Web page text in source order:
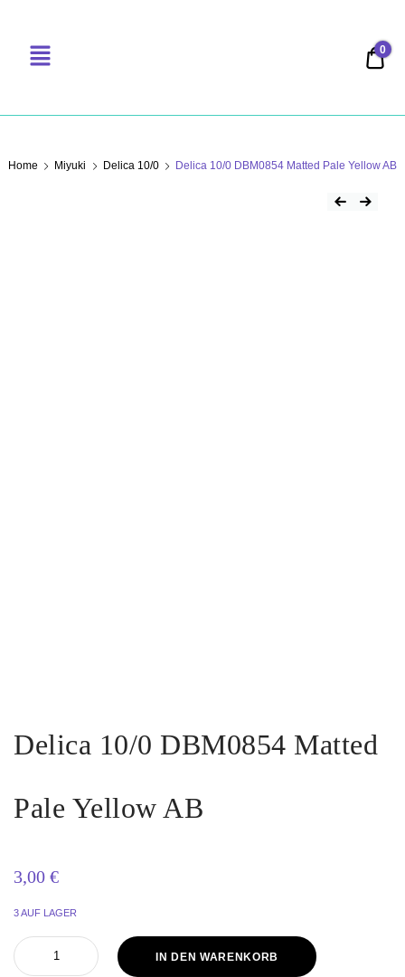
0
Home Miyuki Delica 10/0 Delica 10/0 DBM0854 Matted Pale Yellow AB
Delica 10/0 DBM0854 Matted
Pale Yellow AB
3,00 €
3 AUF LAGER
IN DEN WARENKORB